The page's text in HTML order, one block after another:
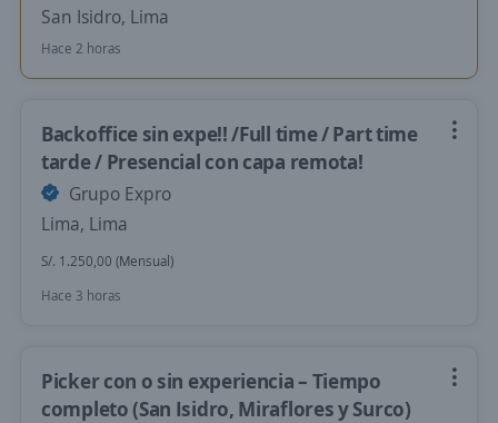
San Isidro, Lima
Hace 2 horas
Backoffice sin expe!! /Full time / Part time
tarde / Presencial con capa remota!
Grupo Expro
Lima, Lima
S/. 1.250,00 (Mensual)
Hace 3 horas
Picker con o sin experiencia – Tiempo
completo (San Isidro, Miraflores y Surco)